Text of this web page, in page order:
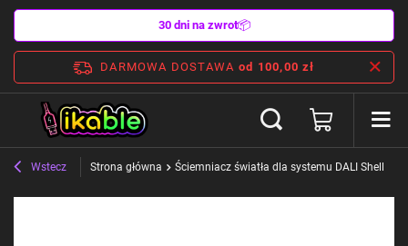
30 dni na zwrot📦
DARMOWA DOSTAWA od 100,00 zł
Wstecz Strona główna Ściemniacz światła dla systemu DALI Shelly